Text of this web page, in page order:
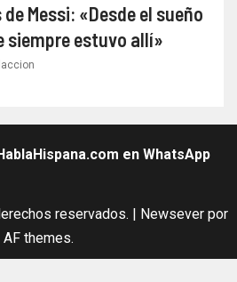
Messi: «Desde el sueño
siempre estuvo allí»
en WhatsApp
reservados. | Newseverpor
AF themes.